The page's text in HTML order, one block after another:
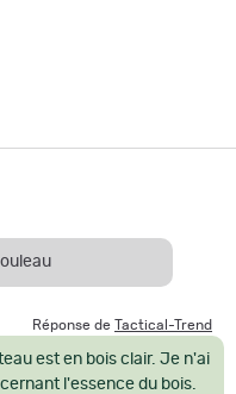
Réponse de Tactical-Trend
est en bois clair. Je n'ai
l'essence du bois.